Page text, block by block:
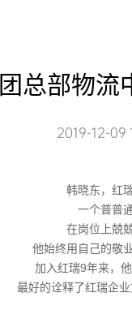
总部物流
2019-12-09
韩晓东，红
一个普普
在岗位上兢
他始终用自己的敬
加入红瑞9年来，
最好的诠释了红瑞企业